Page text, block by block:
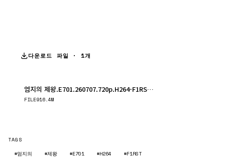
다운로드 파일 · 1개
엄지의 제왕.E701.260707.720p.H264-F1RST.mp4
FILE916.4M
TAGS
#엄지의
#제왕 #E701 #H264 #F1RST